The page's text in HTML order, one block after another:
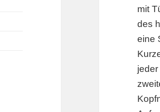
mit
des
eine